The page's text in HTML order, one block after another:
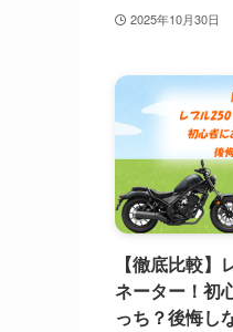
2025年10月30日
【徹底比較】
ネーター！初
っち？後悔し